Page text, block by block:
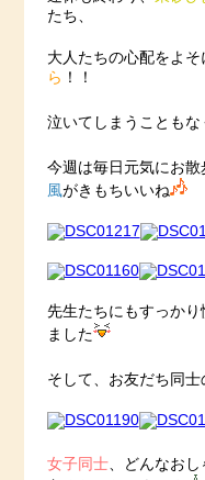
たち、
大人たちの心配をよ
ら ！！
泣いてしまうことも
今週は毎日元気にお
風がきもちいいね
先生たちにもすっかり
ました
そして、お友だち同士
女子同士、どんなおし